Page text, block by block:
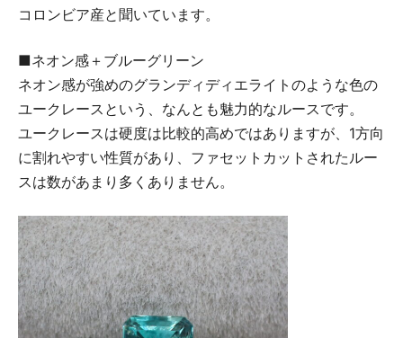
コロンビア産と聞いています。
■ネオン感＋ブルーグリーン
ネオン感が強めのグランディディエライトのような色の
ユークレースという、なんとも魅力的なルースです。
ユークレースは硬度は比較的高めではありますが、1方向
に割れやすい性質があり、ファセットカットされたルー
スは数があまり多くありません。